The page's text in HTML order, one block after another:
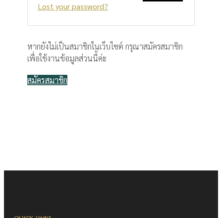
Lost your password?
หากยังไม่เป็นสมาชิกในเว็บไซต์ กรุณาสมัครสมาชิก
เพื่อใช้งานข้อมูลส่วนนี้ค่ะ
สมัครสมาชิก